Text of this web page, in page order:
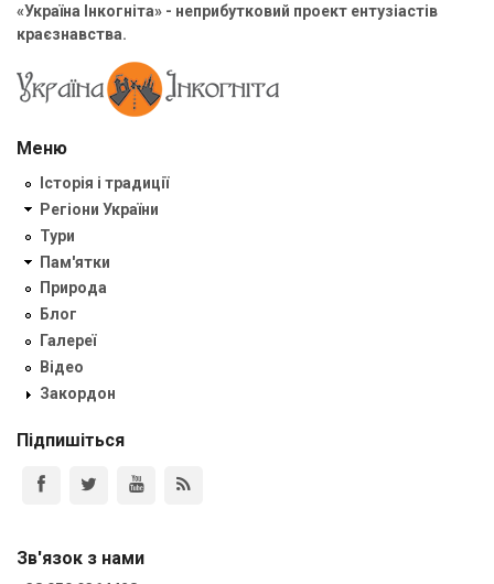
«Україна Інкогніта» - неприбутковий проект ентузіастів
краєзнавства.
Меню
Історія і традиції
Регіони України
Тури
Пам'ятки
Природа
Блог
Галереї
Відео
Закордон
Підпишіться
Зв'язок з нами